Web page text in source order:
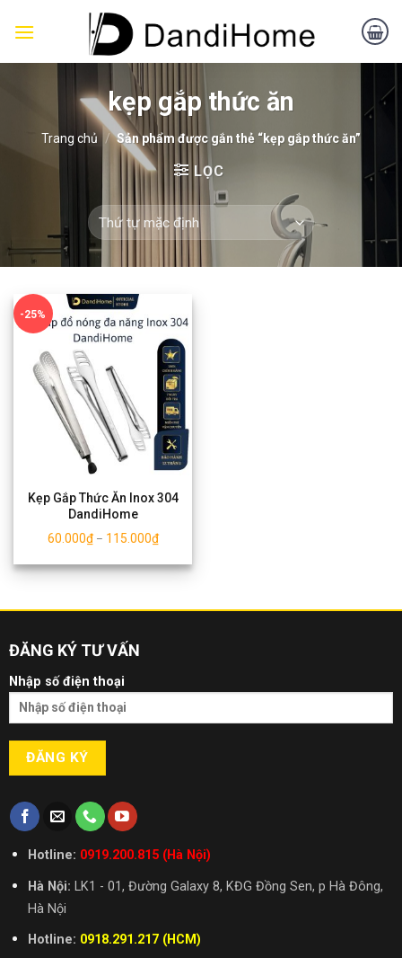
kẹp gắp thức ăn
Trang chủ / Sản phẩm được gắn thẻ “kẹp gắp thức ăn”
LỌC
-25%
Kẹp Gắp Thức Ăn Inox 304
DandiHome
60.000₫– 115.000₫
ĐĂNG KÝ TƯ VẤN
Nhập số điện thoại
Hotline: 0919.200.815 (Hà Nội)
Hà Nội: LK1 - 01, Đường Galaxy 8, KĐG Đồng Sen, p Hà Đông,
Hà Nội
Hotline: 0918.291.217 (HCM)